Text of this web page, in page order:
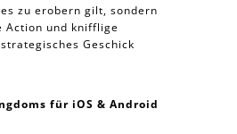
zu erobern gilt, sondern
Action und knifflige
Geschick
für iOS & Android